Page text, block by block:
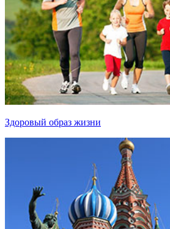
Здоровый образ жизни